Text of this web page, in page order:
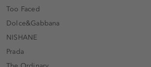
Too Faced
Dolce&Gabbana
NISHANE
Prada